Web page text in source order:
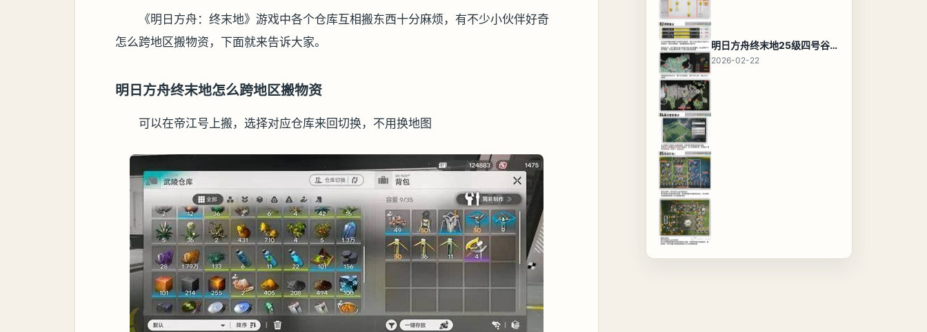
《明日方舟：终末地》游戏中各个仓库互相搬东西十分麻烦，有不少小伙伴好奇
怎么跨地区搬物资，下面就来告诉大家。
明日方舟终末地怎么跨地区搬物资
可以在帝江号上搬，选择对应仓库来回切换，不用换地图
明日方舟终末地25级四号谷地基地蓝图，高效布局规划
2026-02-22